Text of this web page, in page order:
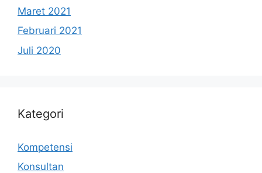
Maret 2021
Februari 2021
Juli 2020
Kategori
Kompetensi
Konsultan